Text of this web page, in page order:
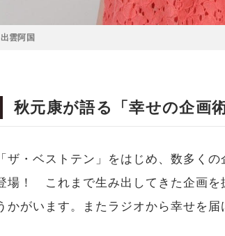
出雲阿国
秋元康が語る「幸せの企画術
「ザ・ベストテン」をはじめ、数多く
場！ これまで生み出してきた企画を
かがいます。またラジオから幸せを届